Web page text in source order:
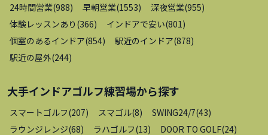
24時間営業(988) 早朝営業(1553) 深夜営業(955)
体験レッスンあり (366) インドアで安い(801 )
個室のあるインドア(854) 駅近のインドア(878)
駅近の屋外(244)
大手インドアゴルフ練習場から探す
スマートゴルフ(207) スマゴル(8) SWING24/7(43)
ラウンジレンジ(68) ラハゴルフ(13) DOOR TO GOLF(24)